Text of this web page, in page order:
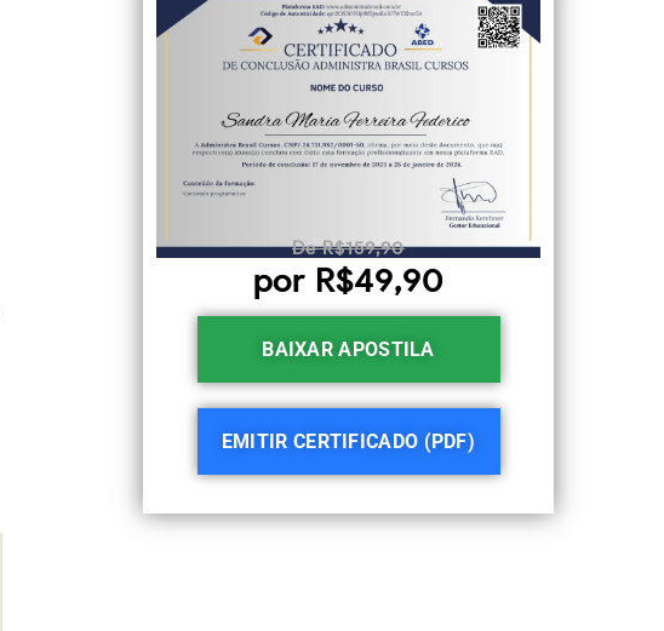
De R$159,90
por R$49,90
BAIXAR APOSTILA
EMITIR CERTIFICADO (PDF)